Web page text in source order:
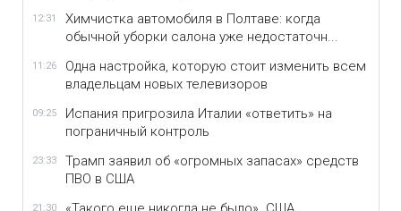
12:31
Химчистка автомобиля в Полтаве: когда
обычной уборки салона уже недостаточн...
11:26
Одна настройка, которую стоит изменить всем
владельцам новых телевизоров
09:25
Испания пригрозила Италии «ответить» на
пограничный контроль
23:33
Трамп заявил об «огромных запасах» средств
ПВО в США
21:30